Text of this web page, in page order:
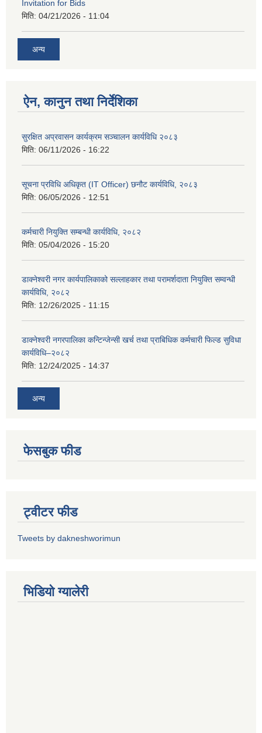
Invitation for Bids
मिति: 04/21/2026 - 11:04
अन्य
ऐन, कानुन तथा निर्देशिका
सुरक्षित अप्रवासन कार्यक्रम सञ्चालन कार्यविधि २०८३
मिति: 06/11/2026 - 16:22
सूचना प्रविधि अधिकृत (IT Officer) छनौट कार्यविधि, २०८३
मिति: 06/05/2026 - 12:51
कर्मचारी नियुक्ति सम्बन्धी कार्यविधि, २०८२
मिति: 05/04/2026 - 15:20
डाक्नेश्वरी नगर कार्यपालिकाको सल्लाहकार तथा परामर्शदाता नियुक्ति सम्वन्धी
कार्यविधि, २०८२
मिति: 12/26/2025 - 11:15
डाक्नेश्वरी नगरपालिका कन्टिन्जेन्सी खर्च तथा प्राबिधिक कर्मचारी फिल्ड सुविधा
कार्यविधि–२०८२
मिति: 12/24/2025 - 14:37
अन्य
फेसबुक फीड
ट्वीटर फीड
Tweets by dakneshworimun
भिडियाे ग्यालेरी